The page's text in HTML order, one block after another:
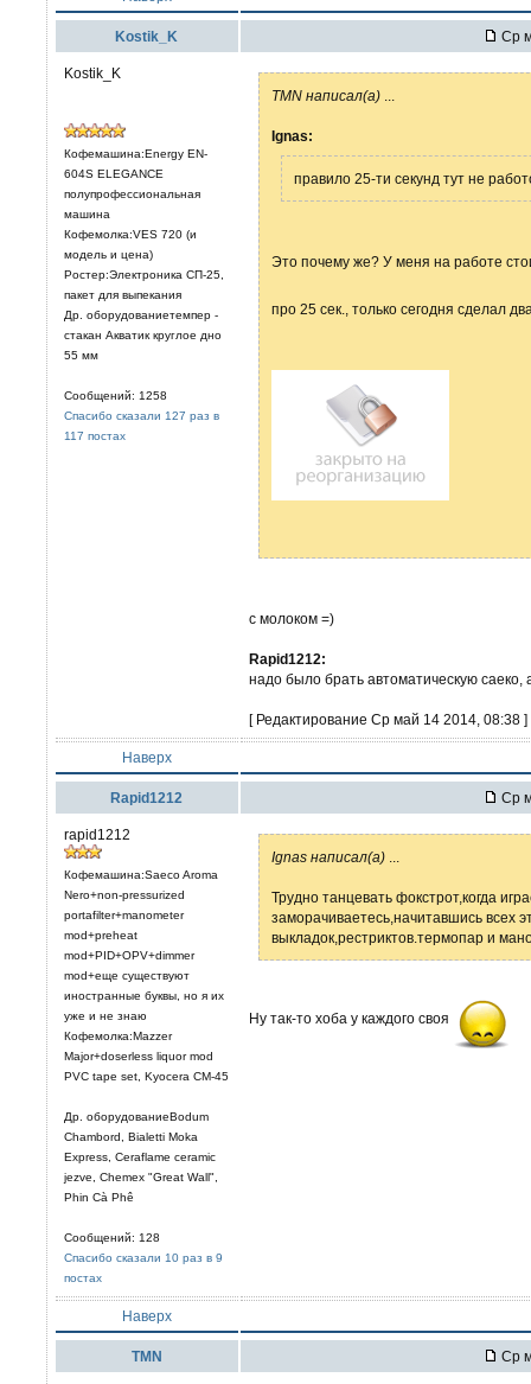
Kostik_K Ср
Kostik_K
Кофемашина:Energy EN-
604S ELEGANCE
полупрофессиональная
машина
Кофемолка:VES 720 (и
модель и цена)
Ростер:Электроника СП-25,
пакет для выпекания
Др. оборудованиетемпер -
стакан Акватик круглое дно
55 мм
Сообщений: 1258
Спасибо сказали 127 раз в
117 постах
TMN написал(а)
Ignas:
правило 25-ти секунд тут не
Это почему же? У меня на работе
про 25 сек., только сегодня сделал
с молоком =)
Rapid1212:
надо было брать автоматическую саеко,
[ Редактирование Ср май 14 2014, 08:38 ]
Наверх
Rapid1212 Ср
rapid1212
Кофемашина:Saeco Aroma
Nero+non-pressurized
portafilter+manometer
mod+preheat
mod+PID+OPV+dimmer
mod+еще существуют
иностранные буквы, но я их
уже и не знаю
Кофемолка:Mazzer
Major+doserless liquor mod
PVC tape set, Kyocera CM-45
Др. оборудованиеBodum
Chambord, Bialetti Moka
Express, Ceraflame ceramic
jezve, Chemex "Great Wall",
Phin Cà Phê
Сообщений: 128
Спасибо сказали 10 раз в 9
постах
Ignas написал(а)
Трудно танцевать фокстрот,когда
заморачиваетесь,начитавшись всех
выкладок,рестриктов.термопар и
Ну так-то хоба у каждого своя
Наверх
TMN Ср